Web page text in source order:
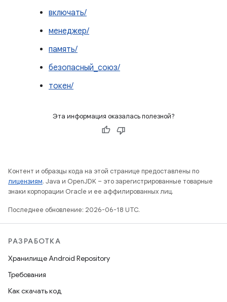
включать/
менеджер/
память/
безопасный_союз/
токен/
Эта информация оказалась полезной?
Контент и образцы кода на этой странице предоставлены по
лицензиям. Java и OpenJDK – это зарегистрированные товарные
знаки корпорации Oracle и ее аффилированных лиц.
Последнее обновление: 2026-06-18 UTC.
РАЗРАБОТКА
Хранилище Android Repository
Требования
Как скачать код